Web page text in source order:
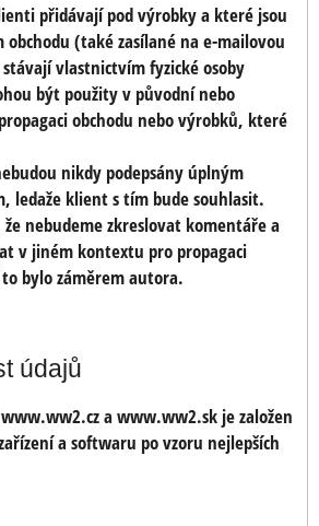
přidávají pod výrobky a které jsou
obchodu (také zasílané na e-mailovou
vlastnictvím fyzické osoby
být použity v původní nebo
obchodu nebo výrobků, které
nikdy podepsány úplným
ledaže klient s tím bude souhlasit.
nebudeme zkreslovat komentáře a
v jiném kontextu pro propagaci
bylo záměrem autora.
údajů
a www.ww2.sk je založen
a softwaru po vzoru nejlepších